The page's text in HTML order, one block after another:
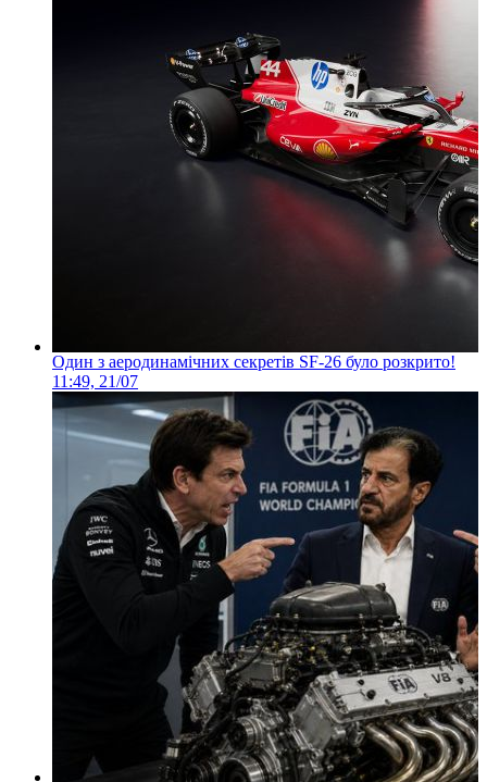
Один з аеродинамічних секретів SF-26 було розкрито!
11:49, 21/07